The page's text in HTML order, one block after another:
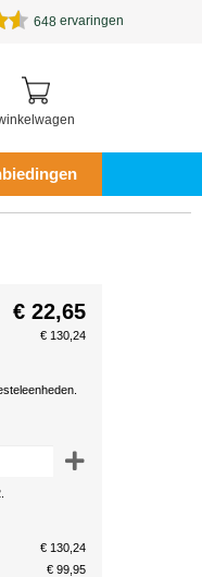
648 ervaringen
€ 22,65
€ 130,24
€ 130,24
€ 99,95